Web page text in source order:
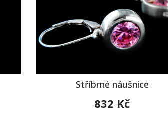
Stříbrné náušnice
832 Kč